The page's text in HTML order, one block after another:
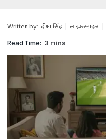
Written by: दीक्षा सिंह लाइफस्टाइल
Read Time: 3 mins